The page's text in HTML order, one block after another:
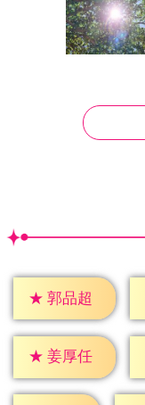
★ 郭品超
★ 姜厚任